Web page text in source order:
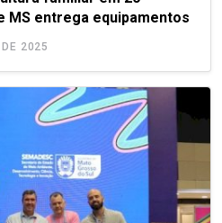
MS entrega equipamentos
2025